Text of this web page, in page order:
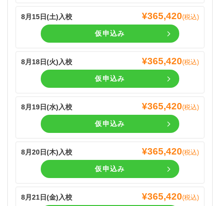
8月15日(土)入校 ¥365,420(税込)
仮申込み
8月18日(火)入校 ¥365,420(税込)
仮申込み
8月19日(水)入校 ¥365,420(税込)
仮申込み
8月20日(木)入校 ¥365,420(税込)
仮申込み
8月21日(金)入校 ¥365,420(税込)